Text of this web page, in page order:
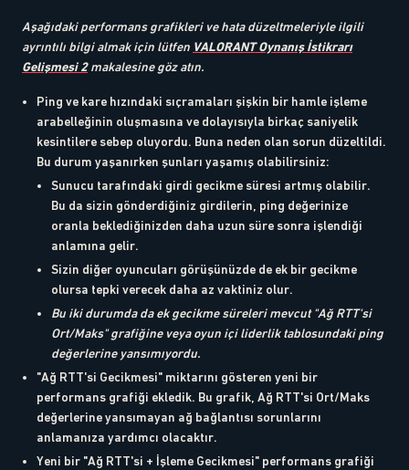
Aşağıdaki performans grafikleri ve hata düzeltmeleriyle ilgili
ayrıntılı bilgi almak için lütfen VALORANT Oynanış İstikrarı
Gelişmesi 2makalesine göz atın.
Ping ve kare hızındaki sıçramaları şişkin bir hamle işleme
arabelleğinin oluşmasına ve dolayısıyla birkaç saniyelik
kesintilere sebep oluyordu. Buna neden olan sorun düzeltildi.
Bu durum yaşanırken şunları yaşamış olabilirsiniz:
Sunucu tarafındaki girdi gecikme süresi artmış olabilir.
Bu da sizin gönderdiğiniz girdilerin, ping değerinize
oranla beklediğinizden daha uzun süre sonra işlendiği
anlamına gelir.
Sizin diğer oyuncuları görüşünüzde de ek bir gecikme
olursa tepki verecek daha az vaktiniz olur.
Bu iki durumda da ek gecikme süreleri mevcut "Ağ RTT'si
Ort/Maks" grafiğine veya oyun içi liderlik tablosundaki ping
değerlerine yansımıyordu.
"Ağ RTT'si Gecikmesi" miktarını gösteren yeni bir
performans grafiği ekledik. Bu grafik, Ağ RTT'si Ort/Maks
değerlerine yansımayan ağ bağlantısı sorunlarını
anlamanıza yardımcı olacaktır.
Yeni bir "Ağ RTT'si + İşleme Gecikmesi" performans grafiği